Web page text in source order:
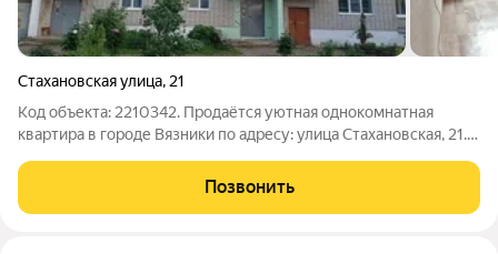
Стахановская улица, 21
Код объекта: 2210342. Продаётся уютная однокомнатная
квартира в городе Вязники по адресу: улица Стахановская, 21.
по доступной цене. Квартира расположена на 5 этаже
пятиэтажного кирпичного дома
Позвонить